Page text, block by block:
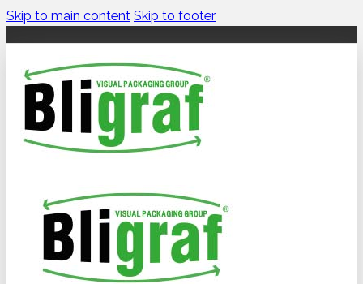
Skip to main content Skip to footer